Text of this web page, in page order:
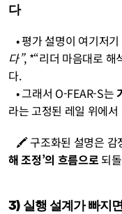
다
• 평가 설명이 여기저
다”, *“리더 마음대로 해
다.
   • 그래서 O-FEAR-S는
라는 고정된 레일 위에
🖍️ 구조화된 설명은
해 조정’의 흐름으로 되
3) 실행 설계가 빠지